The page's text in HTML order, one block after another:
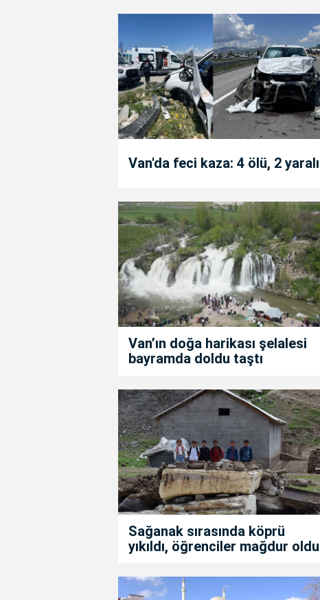
Van'da feci kaza: 4 ölü, 2 yaralı
Van’ın doğa harikası şelalesi
bayramda doldu taştı
Sağanak sırasında köprü
yıkıldı, öğrenciler mağdur oldu